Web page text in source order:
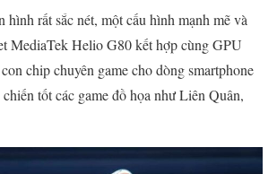
hình rất sắc nét, một cấu hình mạnh mẽ và
MediaTek Helio G80 kết hợp cùng GPU
chip chuyên game cho dòng smartphone
tốt các game đồ họa như Liên Quân,